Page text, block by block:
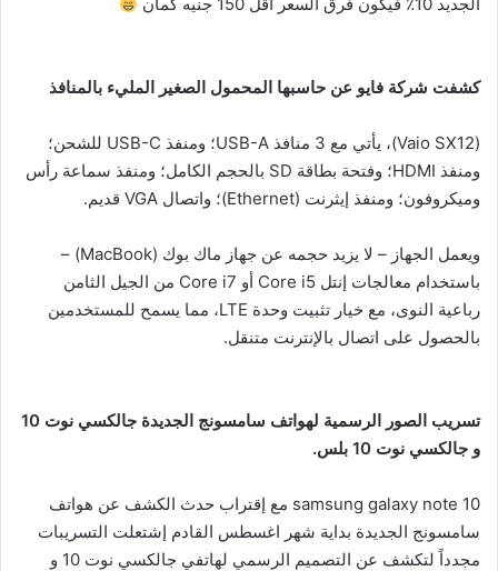
الجديد 10٪ فيكون فرق السعر أقل 150 جنيه كمان
كشفت شركة فايو عن حاسبها المحمول الصغير المليء بالمنافذ
(Vaio SX12)، يأتي مع 3 منافذ USB-A؛ ومنفذ USB-C للشحن؛
ومنفذ HDMI؛ وفتحة بطاقة SD بالحجم الكامل؛ ومنفذ سماعة رأس
وميكروفون؛ ومنفذ إيثرنت (Ethernet)؛ واتصال VGA قديم.
ويعمل الجهاز – لا يزيد حجمه عن جهاز ماك بوك (MacBook) –
باستخدام معالجات إنتل Core i5 أو Core i7 من الجيل الثامن
رباعية النوى، مع خيار تثبيت وحدة LTE، مما يسمح للمستخدمين
بالحصول على اتصال بالإنترنت متنقل.
تسريب الصور الرسمية لهواتف سامسونج الجديدة جالكسي نوت 10
و جالكسي نوت 10 بلس.
samsung galaxy note 10 مع إقتراب حدث الكشف عن هواتف
سامسونج الجديدة بداية شهر اغسطس القادم إشتعلت التسريبات
مجدداً لتكشف عن التصميم الرسمي لهاتفي جالكسي نوت 10 و